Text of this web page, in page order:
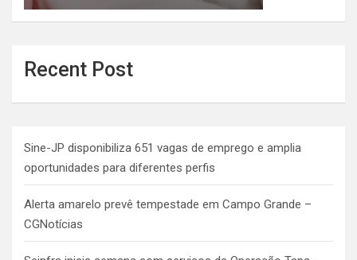
Recent Post
Sine-JP disponibiliza 651 vagas de emprego e amplia
oportunidades para diferentes perfis
Alerta amarelo prevê tempestade em Campo Grande –
CGNotícias